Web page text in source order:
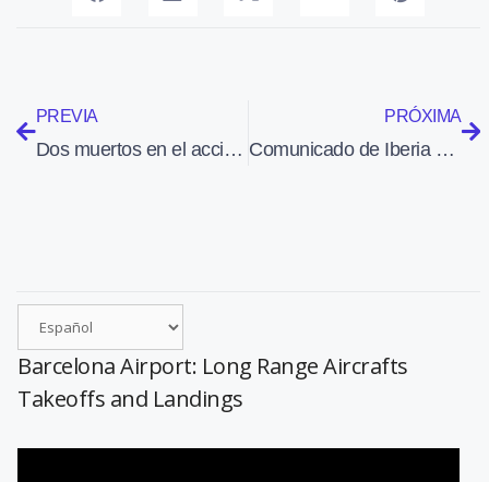
PREVIA
Dos muertos en el accidente de un Pilatus PC-6 de la Gendarmería Argentina
PRÓXIMA
Comunicado de Iberia sobre el vuelo Madrid – Tel Aviv del 28 de octubre
Barcelona Airport: Long Range Aircrafts
Takeoffs and Landings